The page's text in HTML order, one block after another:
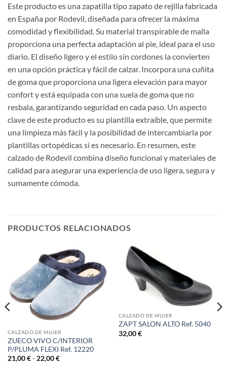
Este producto es una zapatilla tipo zapato de rejilla fabricada
en España por Rodevil, diseñada para ofrecer la máxima
comodidad y flexibilidad. Su material transpirable de malla
proporciona una perfecta adaptación al pie, ideal para el uso
diario. El diseño ligero y el estilo sin cordones la convierten
en una opción práctica y fácil de calzar. Incorpora una cuñita
de goma que proporciona una ligera elevación para mayor
confort y está equipada con una suela de goma que no
resbala, garantizando seguridad en cada paso. Un aspecto
clave de este producto es su plantilla extraíble, que permite
una limpieza más fácil y la posibilidad de intercambiarla por
plantillas ortopédicas si es necesario. En resumen, este
calzado de Rodevil combina diseño funcional y materiales de
calidad para asegurar una experiencia de uso ligera, segura y
sumamente cómoda.
PRODUCTOS RELACIONADOS
CALZADO DE MUJER
ZUECO VIVO C/INTERIOR
P/PLUMA FLEXI Ref. 12220
21,00€ - 22,00€Rango
CALZADO DE MUJER
ZAPT SALON ALTO Ref. 5040
32,00€